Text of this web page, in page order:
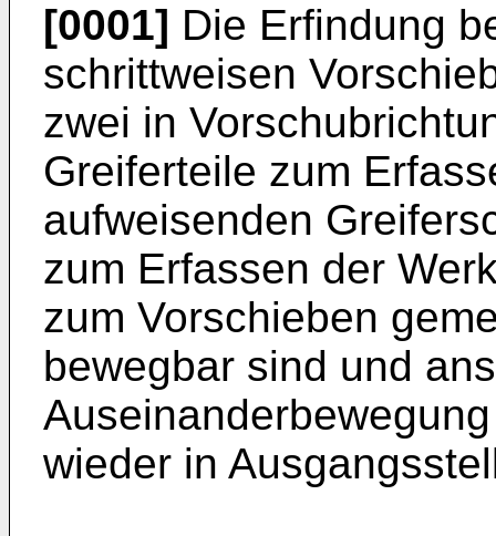
[0001] Die Erfindung
schrittweisen
zwei in
Greiferteile zum
aufweisenden
zum Erfassen der
zum Vorschieben
bewegbar sind und
wieder in